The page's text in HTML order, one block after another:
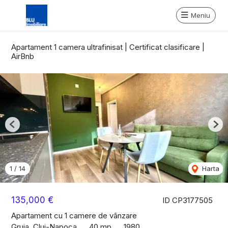
Meniu
Apartament 1 camera ultrafinisat | Certificat clasificare |
AirBnb
ID CP3177505
135,000 €
Apartament cu 1 camere de vânzare
1 / 14 Harta
Previous